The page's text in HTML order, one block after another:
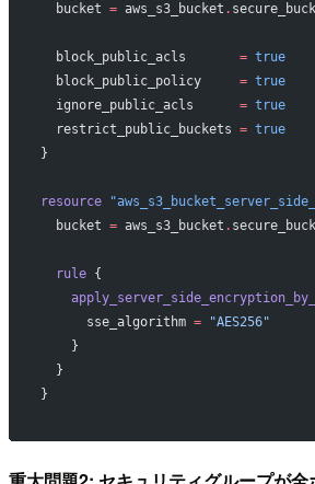
  bucket
= aws_s3_bucket .
  block_public_acls
       =
true
  block_public_policy
     =
true
  ignore_public_acls
      =
true
  restrict_public_buckets
= true
}
resource
  bucket
= aws_s3_bucket .
  rule
{
      sse_algorithm
= "AES256"
    }
  }
}